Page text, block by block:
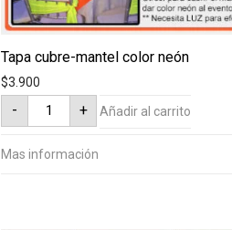
Tapa cubre-mantel color neón
$3.900
-
Tapa
cubre-
mantel
neón
+ Añadir al carrito
Mas información